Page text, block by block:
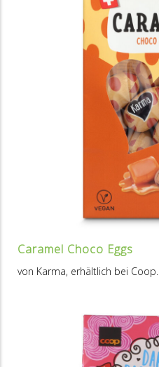
Caramel Choco Eggs
von Karma, erhältlich bei Coop.